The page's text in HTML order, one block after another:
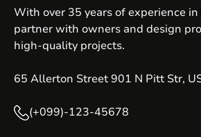
With over 35 years of experience
partner with owners and design
high-quality projects.
65 Allerton Street 901 N Pitt Str,
(+099)-123-45678